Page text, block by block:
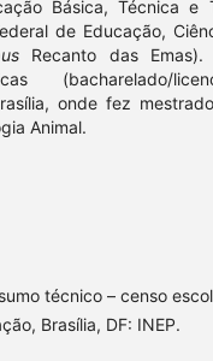
Básica, Técnica e
de Educação,
Recanto das
(bacharelado/
onde fez
Animal.
técnico – censo
Brasília, DF: INEP.